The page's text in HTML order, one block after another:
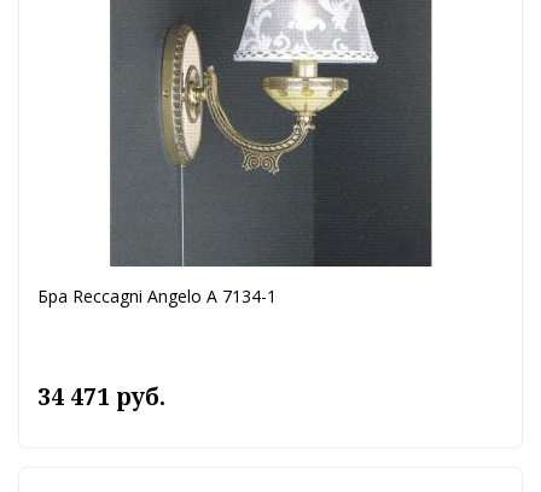
Бра Reccagni Angelo A 7134-1
34 471 руб.